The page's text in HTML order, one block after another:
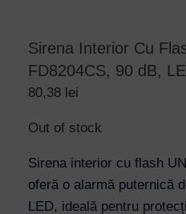
Sirena Interior Cu
FD8204CS, 90 dB,
80,38 lei
Out of stock
Sirena interior cu flash
oferă o alarmă puternică
LED, ideală pentru